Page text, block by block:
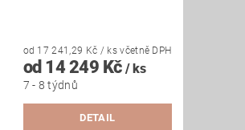
od 17 241,29 Kč / ksvčetně DPH
od 14 249 Kč/ ks
7 - 8 týdnů
DETAIL